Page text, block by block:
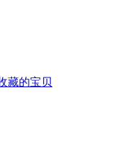
藏的宝贝